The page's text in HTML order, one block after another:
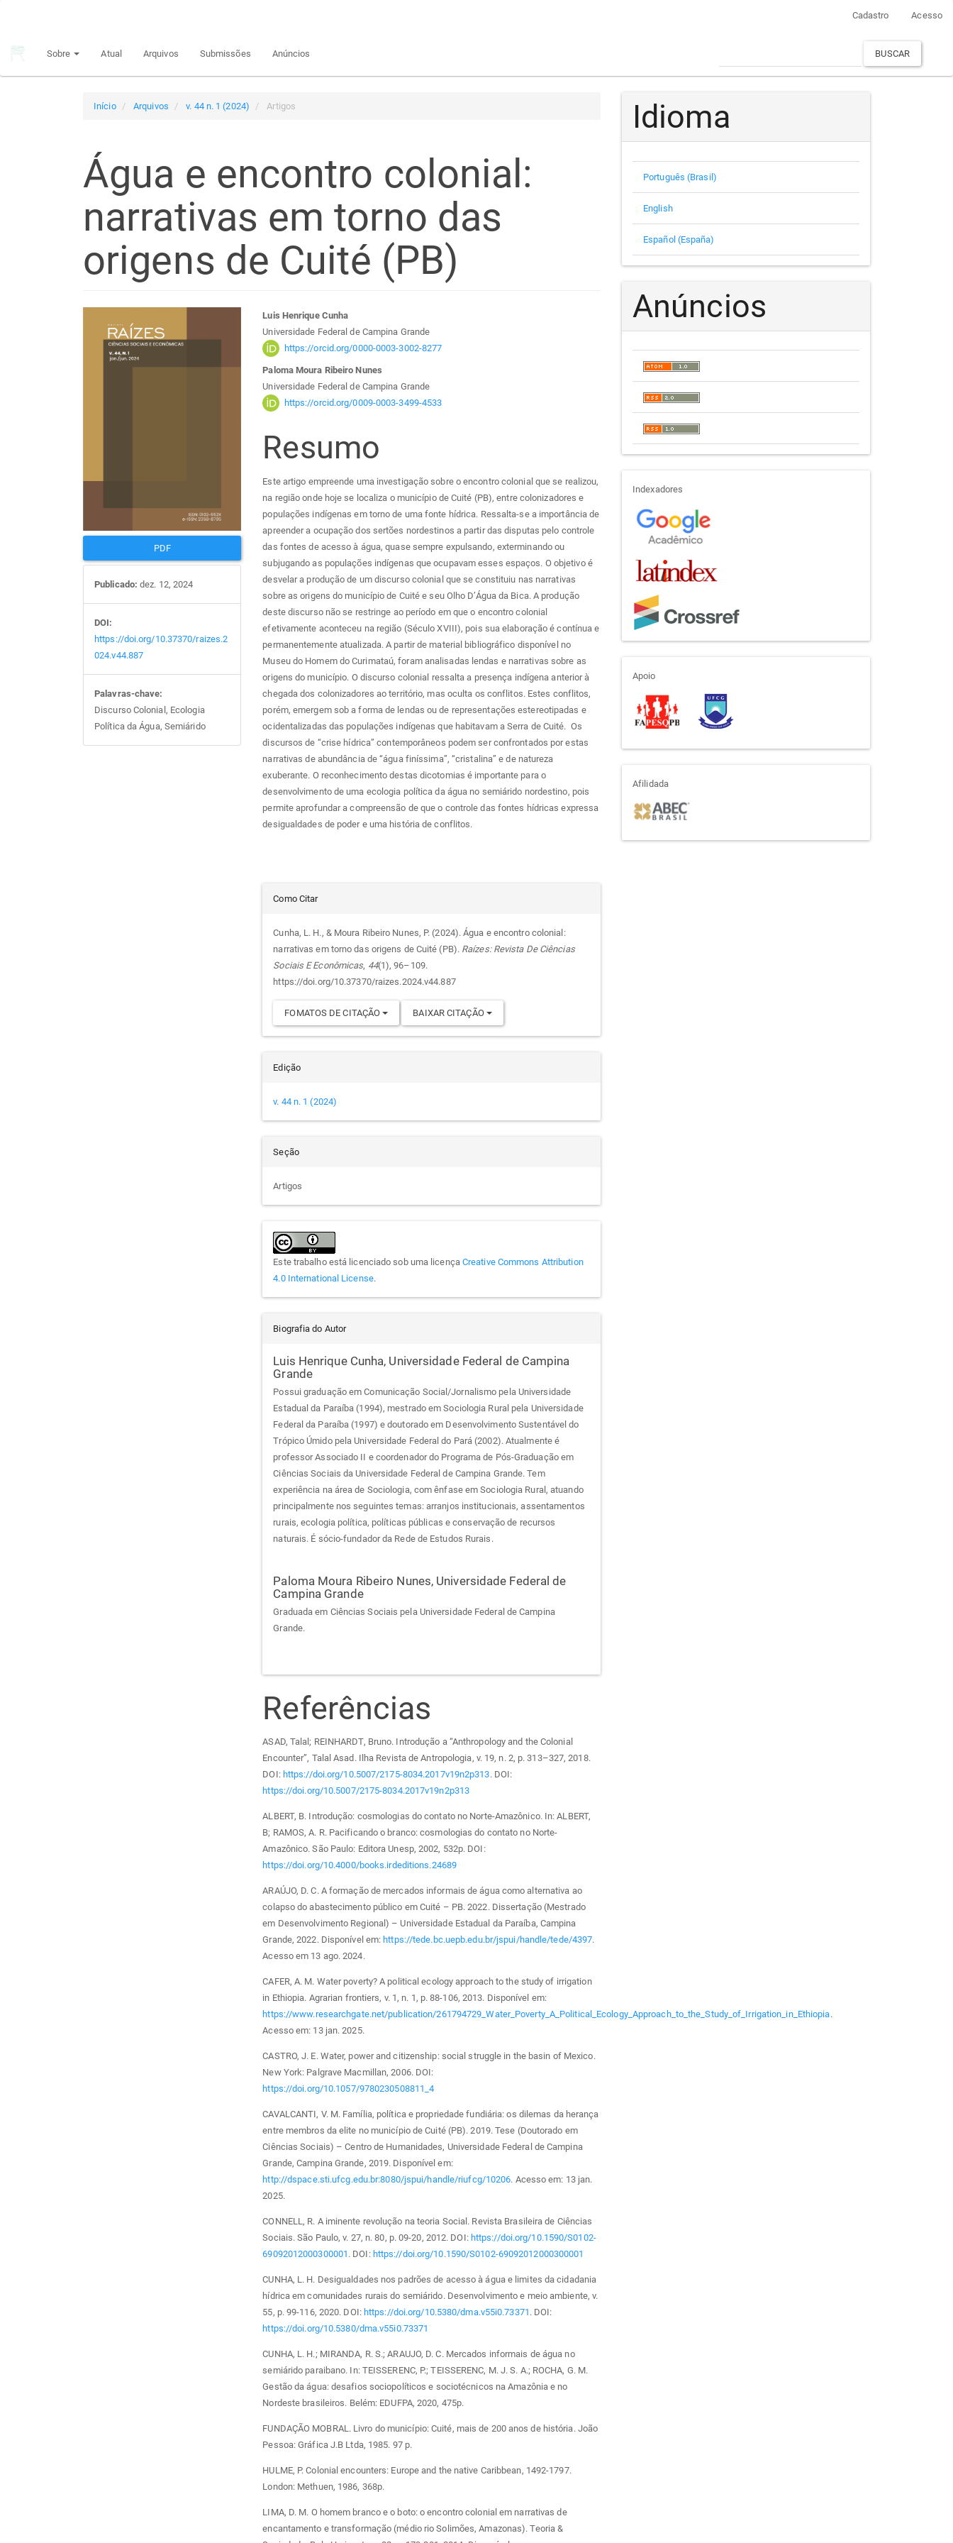
principal
Cadastro Acesso
Sobre Atual Arquivos Submissões Anúncios BUSCAR
Início Arquivos v. 44 n. 1 (2024) Artigos
Água e encontro colonial:
narrativas em torno das
origens de Cuité (PB)
Barra
lateral
PDF
Publicado: dez. 12, 2024
DOI:
https://doi.org/10.37370/raizes.2
024.v44.887
Palavras-chave:
Discurso Colonial, Ecologia
Política da Água, Semiárido
Conteúdo
do
artigo
principal
Luis Henrique Cunha
Universidade Federal de Campina Grande
https://orcid.org/0000-0003-3002-8277
Paloma Moura Ribeiro Nunes
Universidade Federal de Campina Grande
https://orcid.org/0009-0003-3499-4533
Resumo
Este artigo empreende uma investigação sobre o encontro colonial que se realizou,
na região onde hoje se localiza o município de Cuité (PB), entre colonizadores e
populações indígenas em torno de uma fonte hídrica. Ressalta-se a importância de
apreender a ocupação dos sertões nordestinos a partir das disputas pelo controle
das fontes de acesso à água, quase sempre expulsando, exterminando ou
subjugando as populações indígenas que ocupavam esses espaços. O objetivo é
desvelar a produção de um discurso colonial que se constituiu nas narrativas
sobre as origens do município de Cuité e seu Olho D’Água da Bica. A produção
deste discurso não se restringe ao período em que o encontro colonial
efetivamente aconteceu na região (Século XVIII), pois sua elaboração é contínua e
permanentemente atualizada. A partir de material bibliográfico disponível no
Museu do Homem do Curimataú, foram analisadas lendas e narrativas sobre as
origens do município. O discurso colonial ressalta a presença indígena anterior à
chegada dos colonizadores ao território, mas oculta os conflitos. Estes conflitos,
porém, emergem sob a forma de lendas ou de representações estereotipadas e
ocidentalizadas das populações indígenas que habitavam a Serra de Cuité. Os
discursos de “crise hídrica” contemporâneos podem ser confrontados por estas
narrativas de abundância de “água finíssima”, “cristalina” e de natureza
exuberante. O reconhecimento destas dicotomias é importante para o
desenvolvimento de uma ecologia política da água no semiárido nordestino, pois
permite aprofundar a compreensão de que o controle das fontes hídricas expressa
desigualdades de poder e uma história de conflitos.
Detalhes
do
artigo
Como Citar
Cunha, L. H., & Moura Ribeiro Nunes, P. (2024). Água e encontro colonial:
narrativas em torno das origens de Cuité (PB). Raízes: Revista De Ciências
Sociais E Econômicas, 44(1), 96–109.
https://doi.org/10.37370/raizes.2024.v44.887
FOMATOS DE CITAÇÃO BAIXAR CITAÇÃO
Edição
v. 44 n. 1 (2024)
Seção
Artigos
Este trabalho está licenciado sob uma licença Creative Commons Attribution
4.0 International License.
Biografia do Autor
Luis Henrique Cunha, Universidade Federal de Campina
Grande
Possui graduação em Comunicação Social/Jornalismo pela Universidade
Estadual da Paraíba (1994), mestrado em Sociologia Rural pela Universidade
Federal da Paraíba (1997) e doutorado em Desenvolvimento Sustentável do
Trópico Úmido pela Universidade Federal do Pará (2002). Atualmente é
professor Associado II e coordenador do Programa de Pós-Graduação em
Ciências Sociais da Universidade Federal de Campina Grande. Tem
experiência na área de Sociologia, com ênfase em Sociologia Rural, atuando
principalmente nos seguintes temas: arranjos institucionais, assentamentos
rurais, ecologia política, políticas públicas e conservação de recursos
naturais. É sócio-fundador da Rede de Estudos Rurais.
Paloma Moura Ribeiro Nunes, Universidade Federal de
Campina Grande
Graduada em Ciências Sociais pela Universidade Federal de Campina
Grande.
Referências
ASAD, Talal; REINHARDT, Bruno. Introdução a “Anthropology and the Colonial
Encounter”, Talal Asad. Ilha Revista de Antropologia, v. 19, n. 2, p. 313–327, 2018.
DOI: https://doi.org/10.5007/2175-8034.2017v19n2p313. DOI:
https://doi.org/10.5007/2175-8034.2017v19n2p313
ALBERT, B. Introdução: cosmologias do contato no Norte-Amazônico. In: ALBERT,
B; RAMOS, A. R. Pacificando o branco: cosmologias do contato no Norte-
Amazônico. São Paulo: Editora Unesp, 2002, 532p. DOI:
https://doi.org/10.4000/books.irdeditions.24689
ARAÚJO, D. C. A formação de mercados informais de água como alternativa ao
colapso do abastecimento público em Cuité – PB. 2022. Dissertação (Mestrado
em Desenvolvimento Regional) – Universidade Estadual da Paraíba, Campina
Grande, 2022. Disponível em: https://tede.bc.uepb.edu.br/jspui/handle/tede/4397.
Acesso em 13 ago. 2024.
CAFER, A. M. Water poverty? A political ecology approach to the study of irrigation
in Ethiopia. Agrarian frontiers, v. 1, n. 1, p. 88-106, 2013. Disponível em:
https://www.researchgate.net/publication/261794729_Water_Poverty_A_Political_Ecology_Approach_to_the_Study_of_Irrigation_in_Ethiopia.
Acesso em: 13 jan. 2025.
CASTRO, J. E. Water, power and citizenship: social struggle in the basin of Mexico.
New York: Palgrave Macmillan, 2006. DOI:
https://doi.org/10.1057/9780230508811_4
CAVALCANTI, V. M. Família, política e propriedade fundiária: os dilemas da herança
entre membros da elite no município de Cuité (PB). 2019. Tese (Doutorado em
Ciências Sociais) – Centro de Humanidades, Universidade Federal de Campina
Grande, Campina Grande, 2019. Disponível em:
http://dspace.sti.ufcg.edu.br:8080/jspui/handle/riufcg/10206. Acesso em: 13 jan.
2025.
CONNELL, R. A iminente revolução na teoria Social. Revista Brasileira de Ciências
Sociais. São Paulo, v. 27, n. 80, p. 09-20, 2012. DOI: https://doi.org/10.1590/S0102-
69092012000300001 . DOI: https://doi.org/10.1590/S0102-69092012000300001
CUNHA, L. H. Desigualdades nos padrões de acesso à água e limites da cidadania
hídrica em comunidades rurais do semiárido. Desenvolvimento e meio ambiente, v.
55, p. 99-116, 2020. DOI: https://doi.org/10.5380/dma.v55i0.73371 . DOI:
https://doi.org/10.5380/dma.v55i0.73371
CUNHA, L. H.; MIRANDA, R. S.; ARAUJO, D. C. Mercados informais de água no
semiárido paraibano. In: TEISSERENC, P.; TEISSERENC, M. J. S. A.; ROCHA, G. M.
Gestão da água: desafios sociopolíticos e sociotécnicos na Amazônia e no
Nordeste brasileiros. Belém: EDUFPA, 2020, 475p.
FUNDAÇÃO MOBRAL. Livro do município: Cuité, mais de 200 anos de história. João
Pessoa: Gráfica J.B Ltda, 1985. 97 p.
HULME, P. Colonial encounters: Europe and the native Caribbean, 1492-1797.
London: Methuen, 1986, 368p.
LIMA, D. M. O homem branco e o boto: o encontro colonial em narrativas de
encantamento e transformação (médio rio Solimões, Amazonas). Teoria &
Idioma
Português (Brasil)
English
Español (España)
Anúncios
indexadores
Indexadores
apoio
Apoio
afiliada
Afilidada